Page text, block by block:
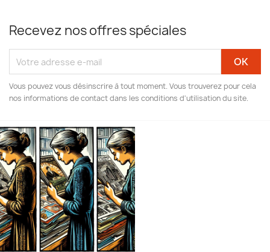
Recevez nos offres spéciales
Vous pouvez vous désinscrire à tout moment. Vous trouverez pour cela
nos informations de contact dans les conditions d'utilisation du site.